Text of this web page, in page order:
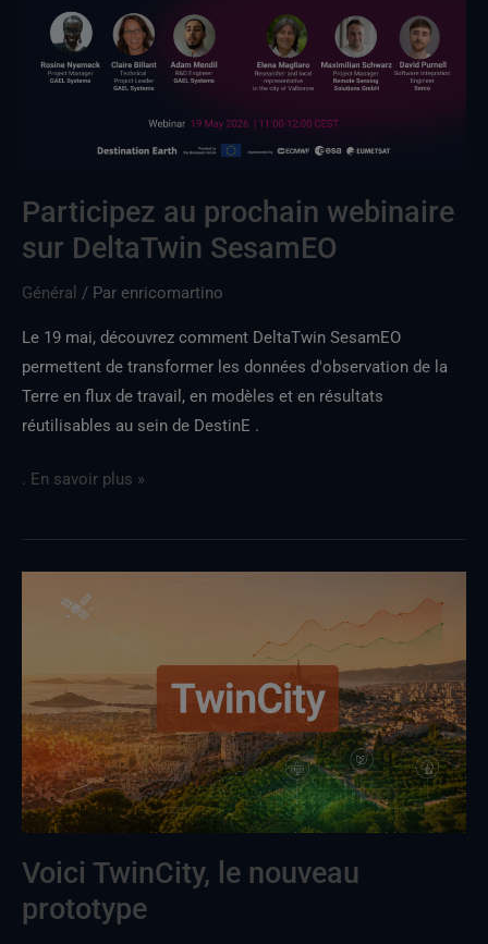
Participez au prochain webinaire
sur DeltaTwin SesamEO
Général / Par enricomartino
Le 19 mai, découvrez comment DeltaTwin SesamEO
permettent de transformer les données d'observation de la
Terre en flux de travail, en modèles et en résultats
réutilisables au sein de DestinE .
webinaire
DeltaTwin
. En savoir plus »
Voici TwinCity, le nouveau
prototype
TwinCity,
nouveau
prototype